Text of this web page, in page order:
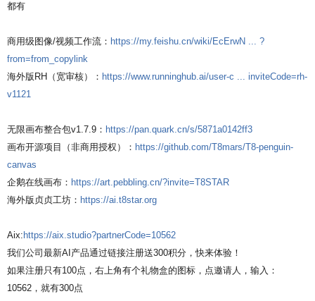
都有
商用级图像/视频工作流： https://my.feishu.cn/wiki/EcErwN ... ?
from=from_copylink
海外版RH（宽审核）： https://www.runninghub.ai/user-c ... inviteCode=rh-
v1121
无限画布整合包v1.7.9： https://pan.quark.cn/s/5871a0142ff3
画布开源项目（非商用授权）： https://github.com/T8mars/T8-penguin-
canvas
企鹅在线画布： https://art.pebbling.cn/?invite=T8STAR
海外版贞贞工坊： https://ai.t8star.org
Aix: https://aix.studio?partnerCode=10562
我们公司最新AI产品通过链接注册送300积分，快来体验！
如果注册只有100点，右上角有个礼物盒的图标，点邀请人，输入：
10562，就有300点